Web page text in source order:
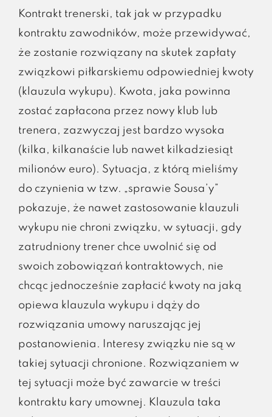
Kontrakt trenerski, tak jak w przypadku
kontraktu zawodników, może przewidywać,
że zostanie rozwiązany na skutek zapłaty
związkowi piłkarskiemu odpowiedniej kwoty
(klauzula wykupu). Kwota, jaka powinna
zostać zapłacona przez nowy klub lub
trenera, zazwyczaj jest bardzo wysoka
(kilka, kilkanaście lub nawet kilkadziesiąt
milionów euro). Sytuacja, z którą mieliśmy
do czynienia w tzw. „sprawie Sousa’y”
pokazuje, że nawet zastosowanie klauzuli
wykupu nie chroni związku, w sytuacji, gdy
zatrudniony trener chce uwolnić się od
swoich zobowiązań kontraktowych, nie
chcąc jednocześnie zapłacić kwoty na jaką
opiewa klauzula wykupu i dąży do
rozwiązania umowy naruszając jej
postanowienia. Interesy związku nie są w
takiej sytuacji chronione. Rozwiązaniem w
tej sytuacji może być zawarcie w treści
kontraktu kary umownej. Klauzula taka